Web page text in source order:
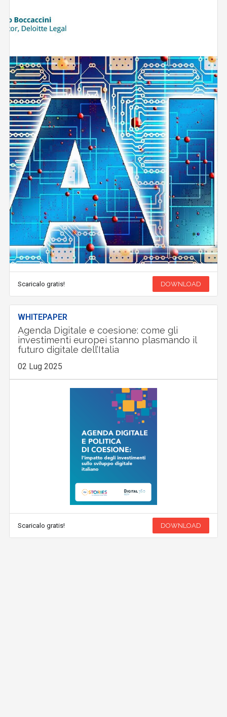
Scaricalo gratis! DOWNLOAD
WHITEPAPER
Agenda Digitale e coesione: come gli
investimenti europei stanno plasmando il
futuro digitale dell’Italia
02 Lug 2025
Scaricalo gratis! DOWNLOAD